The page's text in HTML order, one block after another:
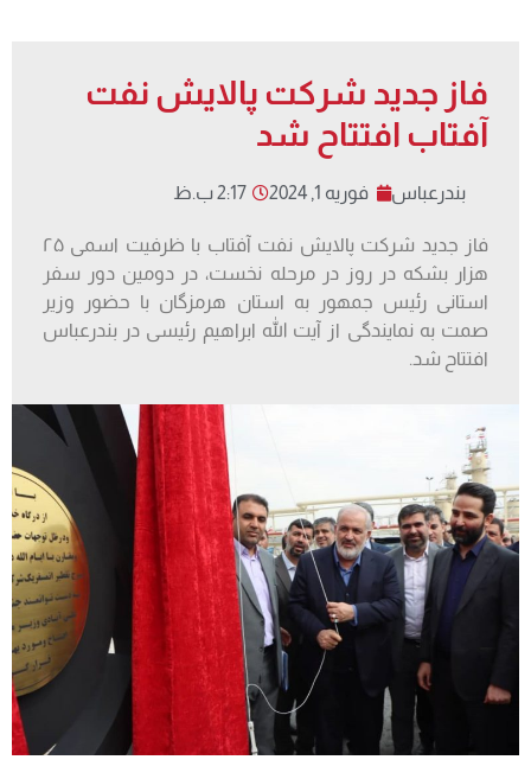
فاز جدید شرکت پالایش نفت
آفتاب افتتاح شد
بندرعباس فوریه 1, 2024 2:17 ب.ظ
فاز جدید شرکت پالایش نفت آفتاب با ظرفیت اسمی ۲۵
هزار بشکه در روز در مرحله نخست، در دومین دور سفر
استانی رئیس جمهور به استان هرمزگان با حضور وزیر
صمت به نمایندگی از آیت الله ابراهیم رئیسی در بندرعباس
افتتاح شد.